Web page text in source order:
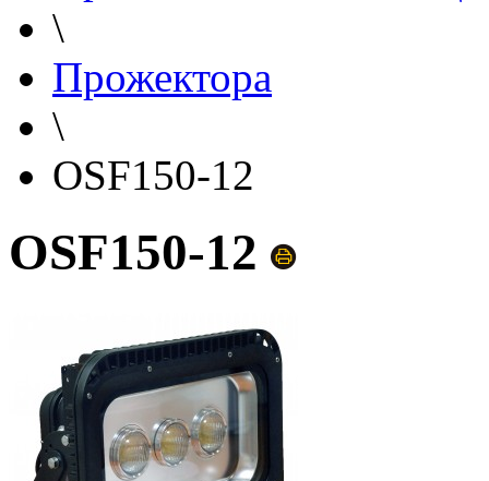
\
Прожектора
\
OSF150-12
OSF150-12